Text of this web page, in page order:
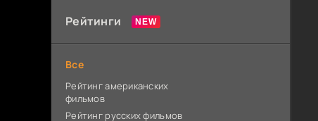
Рейтинги
Все
Рейтинг американских
фильмов
Рейтинг русских фильмов